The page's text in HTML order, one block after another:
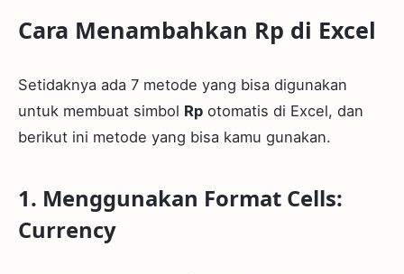
Cara Menambahkan Rp di Excel
Setidaknya ada 7 metode yang bisa digunakan
untuk membuat simbol Rp otomatis di Excel, dan
berikut ini metode yang bisa kamu gunakan.
1. Menggunakan Format Cells:
Currency